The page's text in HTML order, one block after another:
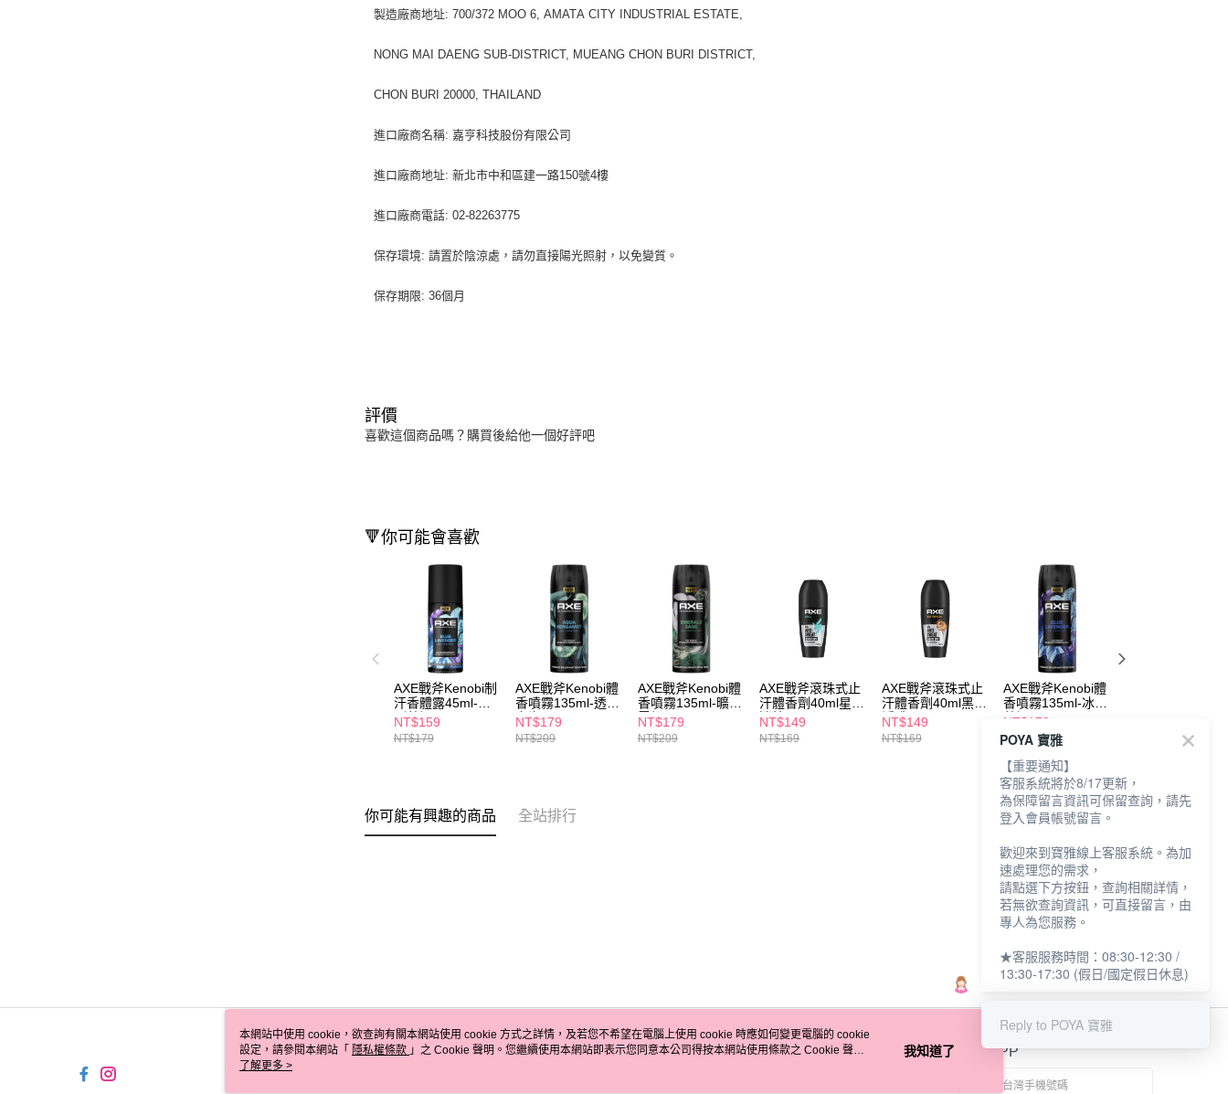
製造廠商地址: 700/372 MOO 6, АМАТА CITY INDUSTRIAL ESTATE,
NONG MAI DAENG SUB-DISTRICT, MUEANG CHON BURI DISTRICТ,
CHON BURI 20000, THAILAND
進口廠商名稱: 嘉亨科技股份有限公司
進口廠商地址: 新北市中和區建一路150號4樓
進口廠商電話: 02-82263775
保存環境: 請置於陰涼處，請勿直接陽光照射，以免變質。
保存期限: 36個月
評價
喜歡這個商品嗎？購買後給他一個好評吧
🔻你可能會喜歡
AXE戰斧Kenobi制
汗香體露45ml-冰
冽藍調
NT$159
NT$179
AXE戰斧Kenobi體
香噴霧135ml-透境
之海
NT$179
NT$209
AXE戰斧Kenobi體
香噴霧135ml-曠境
雪松
NT$179
NT$209
AXE戰斧滾珠式止
汗體香劑40ml星際
迷情
NT$149
NT$169
AXE戰斧滾珠式止
汗體香劑40ml黑街
誘惑
NT$149
NT$169
AXE戰斧Kenobi體
香噴霧135ml-冰冽
藍調
NT$179
NT$209
你可能有興趣的商品 全站排行
關於我們 客服資訊 官方APP
本網站中使用 cookie，欲查詢有關本網站使用 cookie 方式之詳情，及若您不希望在電腦上使用 cookie 時應如何變更電腦的 cookie
設定，請參閱本網站「 隱私權條款 」之 Cookie 聲明。您繼續使用本網站即表示您同意本公司得按本網站使用條款之 Cookie 聲明
使用 cookie。
了解更多 >
我知道了
POYA 寶雅
【重要通知】
客服系統將於8/17更新，
為保障留言資訊可保留查詢，請先
登入會員帳號留言。
歡迎來到寶雅線上客服系統。為加
速處理您的需求，
請點選下方按鈕，查詢相關詳情，
若無欲查詢資訊，可直接留言，由
專人為您服務。
★客服服務時間：08:30-12:30 /
13:30-17:30 (假日/國定假日休息)
Reply to POYA 寶雅